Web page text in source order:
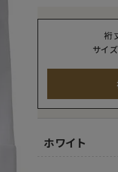
裄
サイ
ホワイト